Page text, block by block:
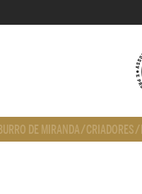
BURRO DE MIRANDA/CRIADORES/